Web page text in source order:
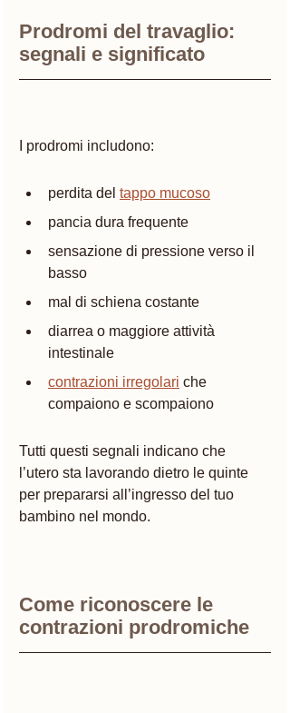
Prodromi del travaglio:
segnali e significato
I prodromi includono:
perdita del tappo mucoso
pancia dura frequente
sensazione di pressione verso il
basso
mal di schiena costante
diarrea o maggiore attività
intestinale
contrazioni irregolari che
compaiono e scompaiono
Tutti questi segnali indicano che
l’utero sta lavorando dietro le quinte
per prepararsi all’ingresso del tuo
bambino nel mondo.
Come riconoscere le
contrazioni prodromiche